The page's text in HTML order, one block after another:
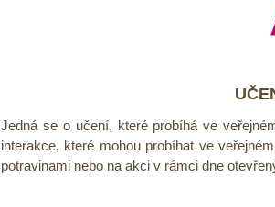
Jedná se o učení, které probíhá ve
interakce, které mohou probíhat ve
potravinami nebo na akci v rámci dne